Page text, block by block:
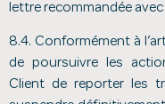
lettre recommandée
8.4. Conformément à
de poursuivre les
Client de reporter les